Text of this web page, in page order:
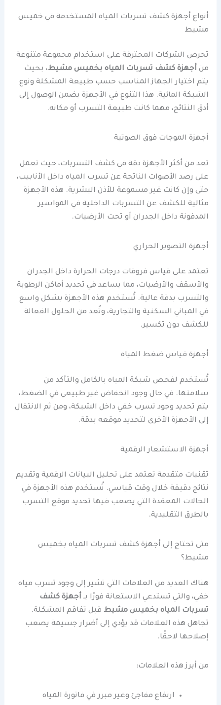
أنواع أجهزة كشف تسربات المياه المستخدمة في خميس
مشيط
تحرص الشركات المحترفة على استخدام مجموعة متنوعة
من أجهزة كشف تسربات المياه بخميس مشيط، بحيث
يتم اختيار الجهاز المناسب حسب طبيعة المشكلة ونوع
الشبكة المائية. هذا التنوع في الأجهزة يضمن الوصول إلى
أدق النتائج، مهما كانت طبيعة التسرب أو مكانه.
أجهزة الموجات فوق الصوتية
تعد من أكثر الأجهزة دقة في كشف التسربات، حيث تعمل
على رصد الأصوات الناتجة عن تسرب المياه داخل الأنابيب،
حتى وإن كانت غير مسموعة للأذن البشرية. هذه الأجهزة
مثالية للكشف عن التسربات الداخلية في المواسير
المدفونة داخل الجدران أو تحت الأرضيات.
أجهزة التصوير الحراري
تعتمد على قياس فروقات درجات الحرارة داخل الجدران
والأسقف والأرضيات، مما يساعد في تحديد أماكن الرطوبة
والتسرب بدقة عالية. تُستخدم هذه الأجهزة بشكل واسع
في المباني السكنية والتجارية، وتُعد من الحلول الفعالة
للكشف دون تكسير.
أجهزة قياس ضغط المياه
تُستخدم لفحص شبكة المياه بالكامل والتأكد من
سلامتها. في حال وجود انخفاض غير طبيعي في الضغط،
يتم تحديد وجود تسرب خفي داخل الشبكة، ومن ثم الانتقال
إلى الأجهزة الأخرى لتحديد موقعه بدقة.
أجهزة الاستشعار الرقمية
تقنيات متقدمة تعتمد على تحليل البيانات الرقمية وتقديم
نتائج دقيقة خلال وقت قياسي. تُستخدم هذه الأجهزة في
الحالات المعقدة التي يصعب فيها تحديد موقع التسرب
بالطرق التقليدية.
متى تحتاج إلى أجهزة كشف تسربات المياه بخميس
مشيط؟
هناك العديد من العلامات التي تشير إلى وجود تسرب مياه
خفي، والتي تستدعي الاستعانة فورًا بـ أجهزة كشف
تسربات المياه بخميس مشيط قبل تفاقم المشكلة.
تجاهل هذه العلامات قد يؤدي إلى أضرار جسيمة يصعب
إصلاحها لاحقًا.
من أبرز هذه العلامات:
ارتفاع مفاجئ وغير مبرر في فاتورة المياه